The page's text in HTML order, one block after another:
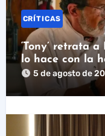
CRÍTICAS
‘Tony’ retrata
lo hace con la
necesitaba
5 de agosto de